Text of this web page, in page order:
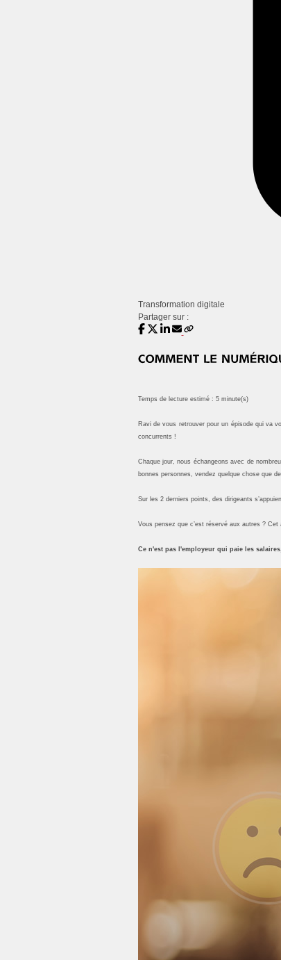
Transformation digitale
Partager sur :
Temps de lecture estimé : 5 minute(s)
Ravi de vous retrouver pour un épisode qui va
concurrents !
Chaque jour, nous échangeons avec de
bonnes personnes, vendez quelque chose que
Sur les 2 derniers points, des dirigeants
Vous pensez que c’est réservé aux autres ? Cet
Ce n'est pas l'employeur qui paie les